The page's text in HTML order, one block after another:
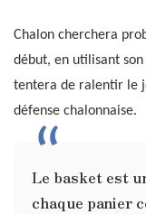
Chalon cherchera
début, en utilisant
tentera de ralentir le
défense chalonnaise.
Le basket est
chaque panier